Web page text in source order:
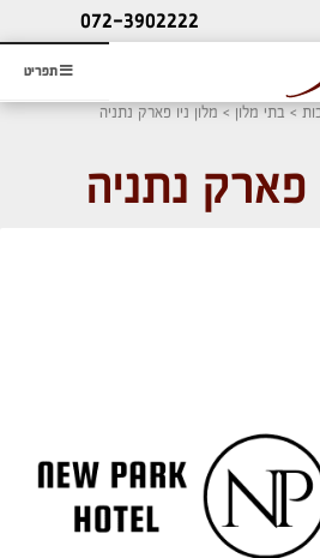
תפריט
ליעוץ חינם
והזמנת כרטיס שמחות
072-3902222
> בתי מלון > מלון ניו פארק נתניה
פארק נתניה